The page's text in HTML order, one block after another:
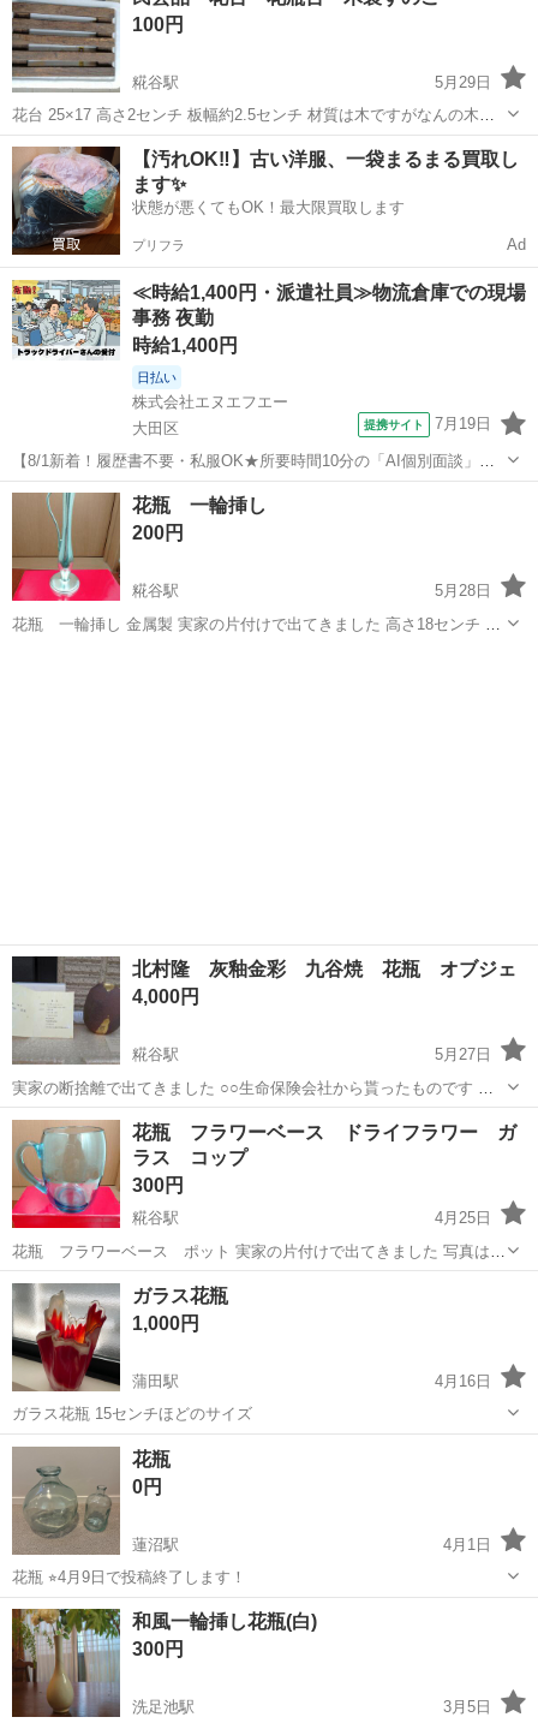
100円
糀谷駅
5月29日
花台 25×17 高さ2センチ 板幅約2.5センチ 材質は木ですがなんの木だ
か分かりません 宜しくお願いします
東京 大田区 糀谷駅 インテリア雑貨/小物 花台
【汚れOK‼️】古い洋服、一袋まるまる買取し
ます✨
状態が悪くてもOK！最大限買取します
プリフラ Ad
≪時給1,400円・派遣社員≫物流倉庫での現場
事務 夜勤
時給1,400円
日払い
株式会社エヌエフエー
大田区
提携サイト 7月19日
【8/1新着！履歴書不要・私服OK★所要時間10分の「AI個別面談」が
スタート！】夕方だけ/16‐23時/週1～5日/大田市場/ドライバーさんの
受付サポート(1413) 【お仕事内容】 ・トラックで来場した方の受付対
応 ・...
東京 大田区 その他
花瓶 一輪挿し
200円
糀谷駅
5月28日
花瓶 一輪挿し 金属製 実家の片付けで出てきました 高さ18センチ 直
北村隆 灰釉金彩 九谷焼 花瓶 オブジェ
4,000円
糀谷駅
5月27日
実家の断捨離で出てきました ○○生命保険会社から貰ったものです 北
村隆 作 2、30年位経ってます まだ生きてるので死んだら値段高くな
ると思います 宜しくお願いしますします
東京 大田区 糀谷駅 インテリア雑貨/小物
花瓶 フラワーベース ドライフラワー ガ
ラス コップ
300円
糀谷駅
4月25日
花瓶 フラワーベース ポット 実家の片付けで出てきました 写真は4
面撮ってます 最後の写真に欠けてる部分掲載してます 殆どわからない
東京 大田区 糀谷駅
ドライフラワー
ガラス花瓶
1,000円
蒲田駅
4月16日
ガラス花瓶 15センチほどのサイズ
東京 大田区 蒲田駅
花瓶
0円
蓮沼駅
4月1日
花瓶 ⭐︎4月9日で投稿終了します！
東京 大田区 蓮沼駅 インテリア雑貨/小物
和風一輪挿し花瓶(白)
300円
洗足池駅
3月5日